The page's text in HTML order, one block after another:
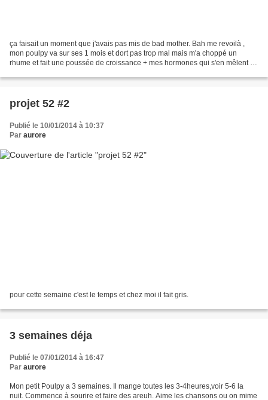
ça faisait un moment que j'avais pas mis de bad mother. Bah me revoilà ,
mon poulpy va sur ses 1 mois et dort pas trop mal mais m'a choppé un
rhume et fait une poussée de croissance + mes hormones qui s'en mêlent -
projet 52 #2
Publié le 10/01/2014 à 10:37
Par aurore
pour cette semaine c'est le temps et chez moi il fait gris.
3 semaines déja
Publié le 07/01/2014 à 16:47
Par aurore
Mon petit Poulpy a 3 semaines. Il mange toutes les 3-4heures,voir 5-6 la
nuit. Commence à sourire et faire des areuh. Aime les chansons ou on mime